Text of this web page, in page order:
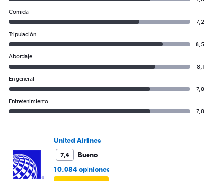
Comida
7,2
Tripulación
8,5
Abordaje
8,1
En general
7,8
Entretenimiento
7,8
United Airlines
7,4
Bueno
10.084 opiniones